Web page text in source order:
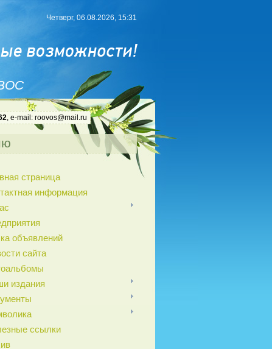
Четверг, 06.08.2026, 15:31
, e-mail: roovos@mail.ru
страница
информация
объявлений
сайта
издания
ссылки